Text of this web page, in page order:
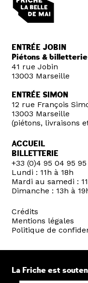
ENTRÉE JOBIN
Piétons & billetterie
41 rue Jobin
13003 Marseille
ENTRÉE SIMON
12 rue François
13003 Marseille
(piétons, livraisons
ACCUEIL
BILLETTERIE
+33 (0)4 95 04 95 95
Lundi : 11h à 18h
Mardi au samedi :
Dimanche : 13h à
Crédits
Mentions légales
Politique de
La Friche est